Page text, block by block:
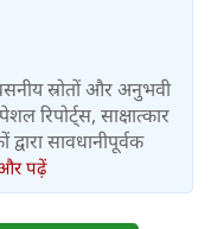
स्रोतों और अनुभवी
रिपोर्ट्स, साक्षात्कार
सावधानीपूर्वक
पढ़ें